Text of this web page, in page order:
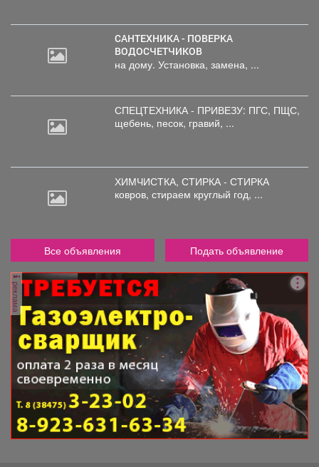
САНТЕХНИКА - ПОВЕРКА
ВОДОСЧЕТЧИКОВ
на дому. Установка, замена, ...
СПЕЦТЕХНИКА - ПРИВЕЗУ: ПГС, ПЩС,
щебень, песок, гравий, ...
ХИМЧИСТКА, СТИРКА - СТИРКА
ковров, стираем круглый год, ...
Все объявления Подать объявление
реклама